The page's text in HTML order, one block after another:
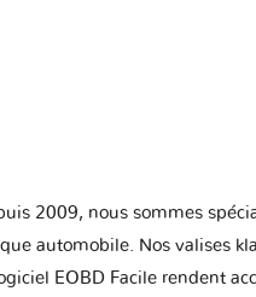
2009, nous sommes
automobile. Nos valises
EOBD Facile rendent